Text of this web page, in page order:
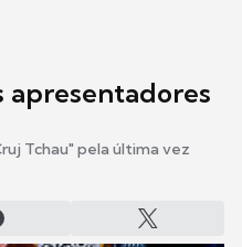
apresentadores
Tchau" pela última vez